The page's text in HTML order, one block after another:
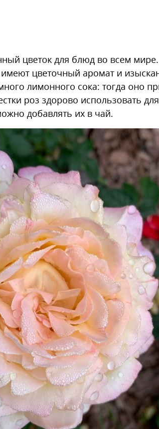
цветок для блюд во всем
цветочный аромат и
лимонного сока: тогда оно
роз здорово использовать
добавлять их в чай.